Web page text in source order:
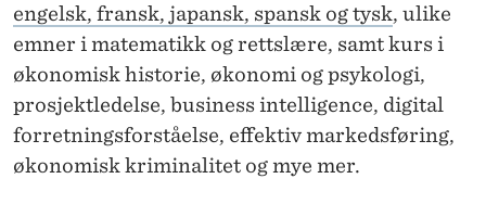
engelsk, fransk, japansk, spansk og tysk, ulike
emner i matematikk og rettslære, samt kurs i
økonomisk historie, økonomi og psykologi,
prosjektledelse, business intelligence, digital
forretningsforståelse, effektiv markedsføring,
økonomisk kriminalitet og mye mer.